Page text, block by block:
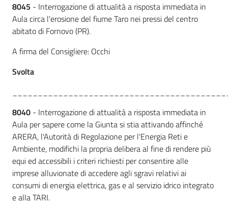
8045 - Interrogazione di attualità a risposta immediata in
Aula circa l'erosione del fiume Taro nei pressi del centro
abitato di Fornovo (PR).
A firma del Consigliere: Occhi
Svolta
8040 - Interrogazione di attualità a risposta immediata in
Aula per sapere come la Giunta si stia attivando affinché
ARERA, l'Autorità di Regolazione per l'Energia Reti e
Ambiente, modifichi la propria delibera al fine di rendere più
equi ed accessibili i criteri richiesti per consentire alle
imprese alluvionate di accedere agli sgravi relativi ai
consumi di energia elettrica, gas e al servizio idrico integrato
e alla TARI.